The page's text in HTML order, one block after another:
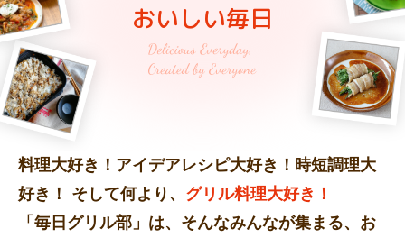
おいしい毎日
料理大好き！アイデアレシピ大好き！時短調理大
好き！ そして何より、 グリル料理大好き！
「毎日グリル部」は、そんなみんなが集まる、お